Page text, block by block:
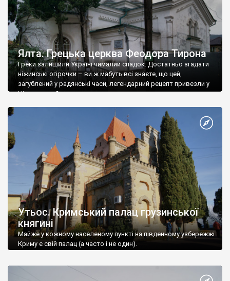
Ялта. Грецька церква Феодора Тирона
Греки залишили Україні чималий спадок. Достатньо згадати
ніжинські огірочки – ви ж мабуть всі знаєте, що цей,
загублений у радянські часи, легендарний рецепт привезли у
Ніжин греки?
Утьос. Кримський палац грузинської
княгині
Майже у кожному населеному пункті на південному узбережжі
Криму є свій палац (а часто і не один).